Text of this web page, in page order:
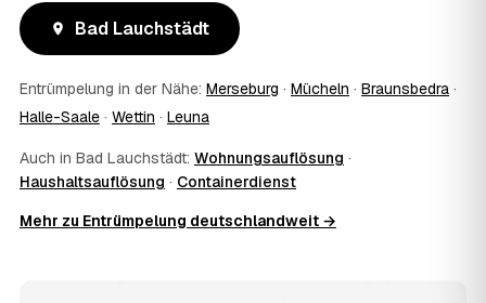
Nicht zwingend. Viele Kunden in Bad Lauchstädt sind nur
zur Übergabe und zum Abschluss vor Ort; den genauen
direkt mit dem Entrümpler ab.
10 Was ist im Festpreis enthalten?
Ausräumen, Tragen und Verladen, den Transport sowie die
fachgerechte Entsorgung ab — auf Wunsch inklusive
Zusatzkosten: Was vereinbart ist, gilt. Anrechenbare
Bad Lauchstädt
Entrümpelung in der Nähe: Merseburg · Mücheln · Braunsbedra ·
Halle-Saale · Wettin · Leuna
Auch in Bad Lauchstädt: Wohnungsauflösung ·
Haushaltsauflösung · Containerdienst
Mehr zu Entrümpelung deutschlandweit →